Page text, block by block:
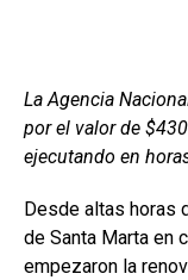
La Agencia
por el valor de
ejecutando en
Desde altas horas
de Santa Marta en
empezaron la